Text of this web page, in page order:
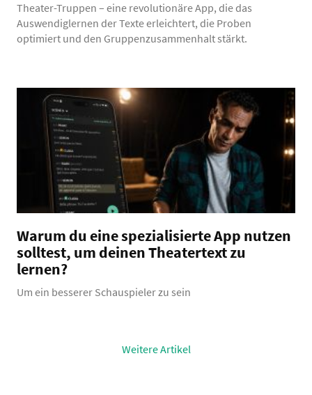
Theater-Truppen – eine revolutionäre App, die das
Auswendiglernen der Texte erleichtert, die Proben
optimiert und den Gruppenzusammenhalt stärkt.
Warum du eine spezialisierte App nutzen
solltest, um deinen Theatertext zu
lernen?
Um ein besserer Schauspieler zu sein
Weitere Artikel